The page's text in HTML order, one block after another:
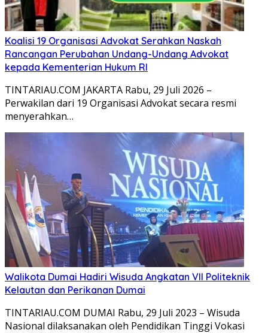
Koalisi 19 Organisasi Advokat Serahkan Naskah
Rancangan Perubahan Undang-Undang Advokat
kepada Kementerian Hukum RI
TINTARIAU.COM JAKARTA Rabu, 29 Juli 2026 –
Perwakilan dari 19 Organisasi Advokat secara resmi
menyerahkan…
Walikota Dumai Hadiri Wisuda Angkatan VII Politeknik
Kelautan dan Perikanan Dumai
TINTARIAU.COM DUMAI Rabu, 29 Juli 2023 – Wisuda
Nasional dilaksanakan oleh Pendidikan Tinggi Vokasi